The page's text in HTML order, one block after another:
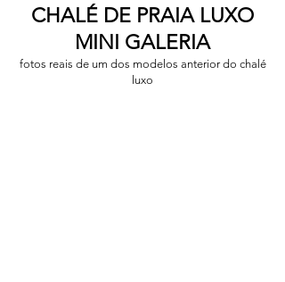
CHALÉ DE PRAIA LUXO
MINI GALERIA
fotos reais de um dos modelos anterior do chalé
luxo